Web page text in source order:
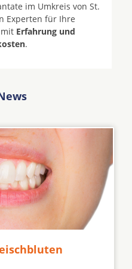
im Umkreis von St.
Experten für Ihre
Erfahrung und
.